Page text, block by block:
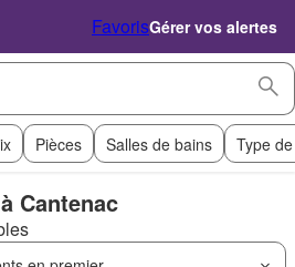
FavorisGérer vos alertes
Pièces Salles de bains Type
Cantenac